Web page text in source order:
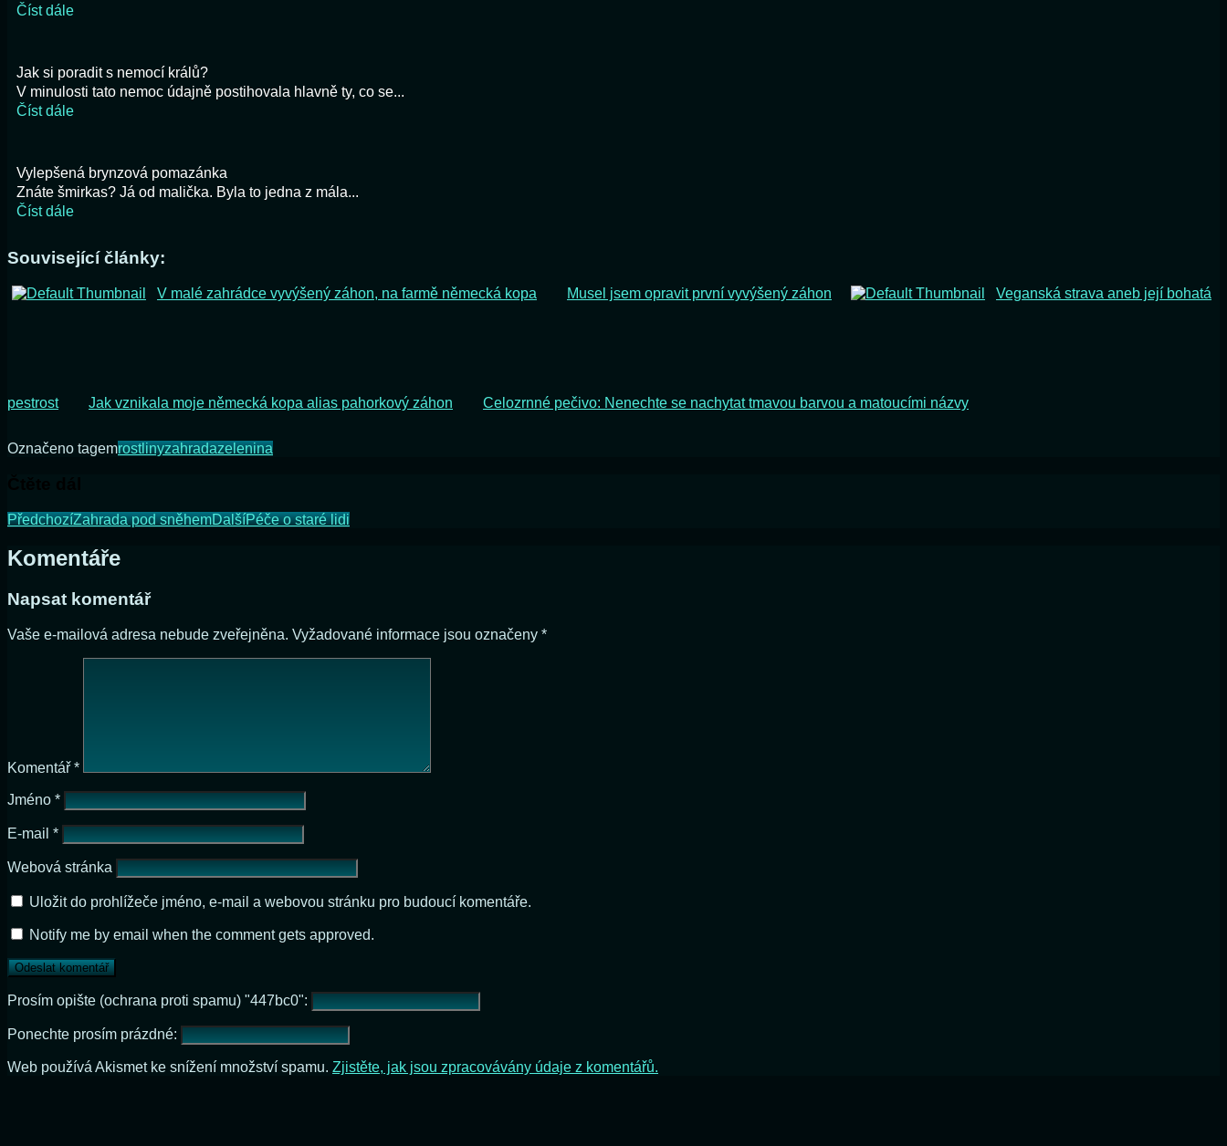
Číst dále
Jak si poradit s nemocí králů?
V minulosti tato nemoc údajně postihovala hlavně ty, co se...
Číst dále
Vylepšená brynzová pomazánka
Znáte šmirkas? Já od malička. Byla to jedna z mála...
Číst dále
Související články:
V malé zahrádce vyvýšený záhon, na farmě německá kopa Musel jsem opravit první vyvýšený záhon Veganská strava aneb její bohatá
pestrost Jak vznikala moje německá kopa alias pahorkový záhon Celozrnné pečivo: Nenechte se nachytat tmavou barvou a matoucími názvy
Označeno tagemrostlinyzahradazelenina
PředchozíZahrada pod sněhemDalšíPéče o staré lidi
Komentáře
Napsat komentář
Vaše e-mailová adresa nebude zveřejněna. Vyžadované informace jsou označeny *
Komentář *
Jméno *
E-mail *
Webová stránka
Uložit do prohlížeče jméno, e-mail a webovou stránku pro budoucí komentáře.
Notify me by email when the comment gets approved.
Prosím opište (ochrana proti spamu) "447bc0":
Ponechte prosím prázdné:
Web používá Akismet ke snížení množství spamu. Zjistěte, jak jsou zpracovávány údaje z komentářů.